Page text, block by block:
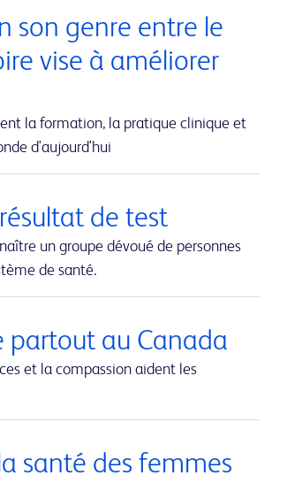
son genre entre le
vise à améliorer
la formation, la pratique clinique et
d'aujourd'hui
de test
un groupe dévoué de personnes
de santé.
partout au Canada
et la compassion aident les
santé des femmes